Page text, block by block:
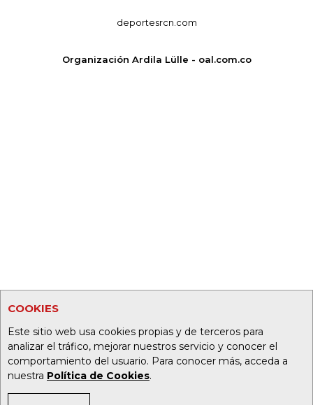
COOKIES
Este sitio web usa cookies propias y de terceros para
analizar el tráfico, mejorar nuestros servicio y conocer el
comportamiento del usuario. Para conocer más, acceda a
nuestra Política de Cookies.
deportesrcn.com
Organización Ardila Lülle - oal.com.co